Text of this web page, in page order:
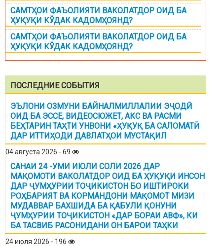
САМТҲОИ ФАЪОЛИЯТИ ВАКОЛАТДОР ОИД БА
ҲУҚУҚИ КЎДАК КАДОМҲОЯНД?
САМТҲОИ ФАЪОЛИЯТИ ВАКОЛАТДОР ОИД БА
ҲУҚУҚИ КЎДАК КАДОМҲОЯНД?
ПОСЛЕДНИЕ СОБЫТИЯ
ЭЪЛОНИ ОЗМУНИ БАЙНАЛМИЛЛАЛИИ ЭҶОДӢ
ОИД БА ЭССЕ, ВИДЕОСЮЖЕТ, АКС ВА РАСМИ
БЕҲТАРИН ТАҲТИ УНВОНИ «ҲУҚУҚ БА САЛОМАТӢ
ДАР ИТТИҲОДИ ДАВЛАТҲОИ МУСТАҚИЛ
04 августа 2026 - 69
САНАИ 24 -УМИ ИЮЛИ СОЛИ 2026 ДАР
МАҚОМОТИ ВАКОЛАТДОР ОИД БА ҲУҚУҚИ ИНСОН
ДАР ҶУМҲУРИИ ТОҶИКИСТОН БО ИШТИРОКИ
РОҲБАРИЯТ ВА КОРМАНДОНИ МАҚОМОТ МИЗИ
МУДАВВАР БАХШИДА БА ҚАБУЛИ ҚОНУНИ
ҶУМҲУРИИ ТОҶИКИСТОН «ДАР БОРАИ АВФ», КИ
БА ТАСВИБ РАСОНИДАНИ ОН БАРОИ ТАҲКИ
24 июля 2026 - 196